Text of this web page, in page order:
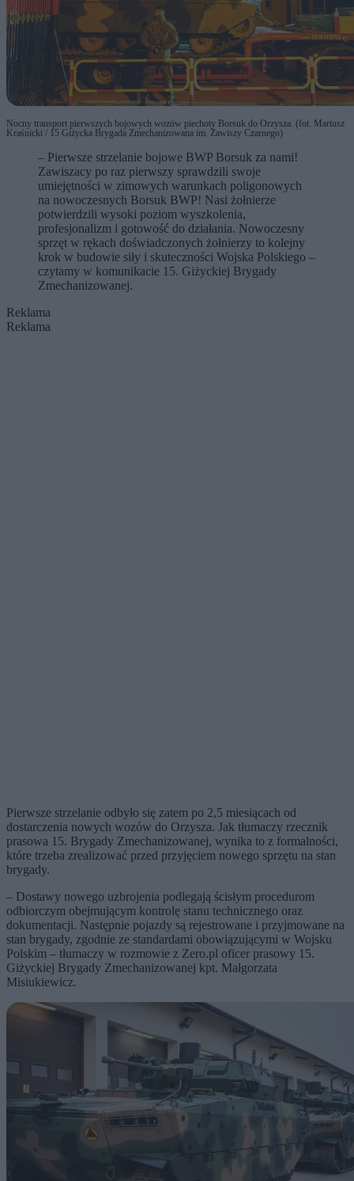
Nocny transport pierwszych bojowych wozów piechoty Borsuk do Orzysza. (fot. Mariusz
Kraśnicki / 15 Giżycka Brygada Zmechanizowana im. Zawiszy Czarnego)
– Pierwsze strzelanie bojowe BWP Borsuk za nami!
Zawiszacy po raz pierwszy sprawdzili swoje
umiejętności w zimowych warunkach poligonowych
na nowoczesnych Borsuk BWP! Nasi żołnierze
potwierdzili wysoki poziom wyszkolenia,
profesjonalizm i gotowość do działania. Nowoczesny
sprzęt w rękach doświadczonych żołnierzy to kolejny
krok w budowie siły i skuteczności Wojska Polskiego –
czytamy w komunikacie 15. Giżyckiej Brygady
Zmechanizowanej.
Reklama
Reklama
Pierwsze strzelanie odbyło się zatem po 2,5 miesiącach od
dostarczenia nowych wozów do Orzysza. Jak tłumaczy rzecznik
prasowa 15. Brygady Zmechanizowanej, wynika to z formalności,
które trzeba zrealizować przed przyjęciem nowego sprzętu na stan
brygady.
– Dostawy nowego uzbrojenia podlegają ścisłym procedurom
odbiorczym obejmującym kontrolę stanu technicznego oraz
dokumentacji. Następnie pojazdy są rejestrowane i przyjmowane na
stan brygady, zgodnie ze standardami obowiązującymi w Wojsku
Polskim – tłumaczy w rozmowie z Zero.pl oficer prasowy 15.
Giżyckiej Brygady Zmechanizowanej kpt. Małgorzata
Misiukiewicz.